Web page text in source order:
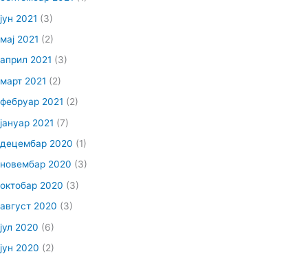
јун 2021 (3)
мај 2021 (2)
април 2021 (3)
март 2021 (2)
фебруар 2021 (2)
јануар 2021 (7)
децембар 2020 (1)
новембар 2020 (3)
октобар 2020 (3)
август 2020 (3)
јул 2020 (6)
јун 2020 (2)